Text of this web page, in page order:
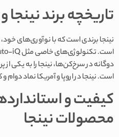
تاریخچه برند نینجا
نینجا برندی است که با نوآوری‌های خود،
دوگانه در سرخ‌کن‌ها، نینجا را به یکی
است. نینجا در اروپا و آمریکا نماد دوام
کیفیت و
محصولات نینجا